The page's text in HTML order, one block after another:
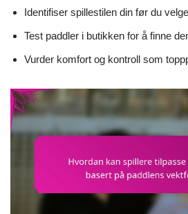
Identifiser spillestilen din før du
Test paddler i butikken for å finne
Vurder komfort og kontroll som